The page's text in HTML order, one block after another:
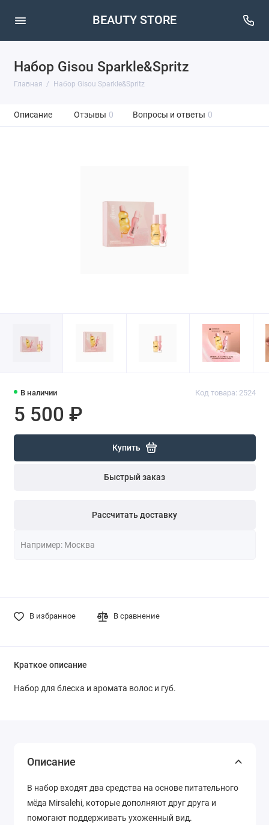
BEAUTY STORE
Набор Gisou Sparkle&Spritz
Главная Набор Gisou Sparkle&Spritz
Описание Отзывы 0 Вопросы и ответы 0
В наличии Код товара: 2524
5 500 ₽
Купить
Быстрый заказ
Рассчитать доставку
В избранное В сравнение
Краткое описание
Набор для блеска и аромата волос и губ.
Описание
В набор входят два средства на основе питательного
мёда Mirsalehi, которые дополняют друг друга и
помогают поддерживать ухоженный вид.